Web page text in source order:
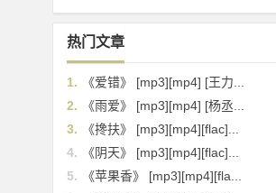
热门文章
1.
《爱错》 [mp3][mp4] [王力...
2.
《雨爱》 [mp3][mp4] [杨丞...
3.
《搀扶》 [mp3][mp4][flac]...
4.
《阴天》 [mp3][mp4][flac]...
5.
《苹果香》 [mp3][mp4][fla...